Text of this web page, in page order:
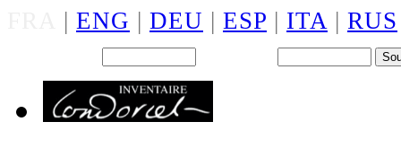
| ENG | DEU | ESP | ITA | RUS